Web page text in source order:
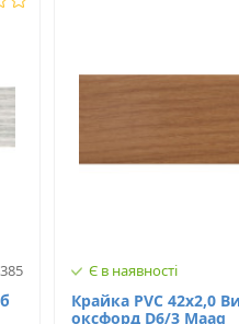
Є в наявності
Крайка PVC 42х2,0
оксфорд D6/3 Maag